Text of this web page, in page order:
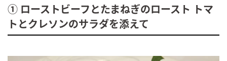
① ローストビーフとたまねぎのロースト トマ
トとクレソンのサラダを添えて